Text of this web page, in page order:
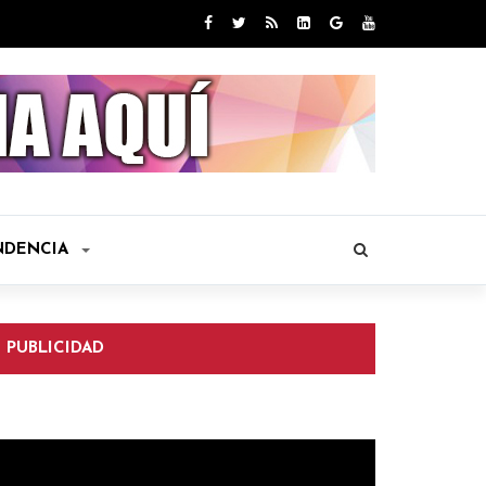
PUBLICIDAD